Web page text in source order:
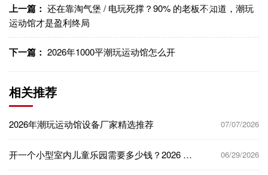
接
上一篇： 还在靠淘气堡 / 电玩死撑？90% 的老板不知道，潮玩
运动馆才是盈利终局
下一篇： 2026年1000平潮玩运动馆怎么开
相关推荐
2026年潮玩运动馆设备厂家精选推荐 07/07/2026
开一个小型室内儿童乐园需要多少钱？2026 完
06/29/2026